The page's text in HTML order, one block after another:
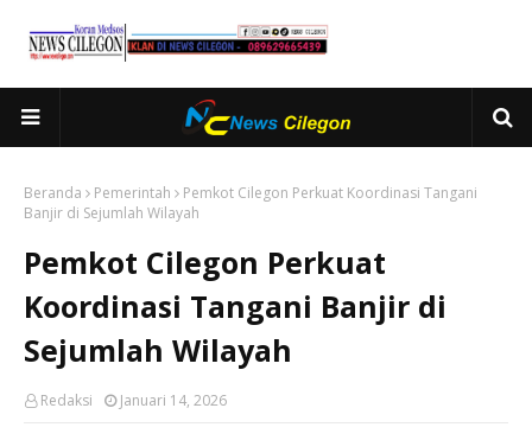
Beranda Pemerintah
Pemkot Cilegon Perkuat Koordinasi Tangani
Banjir di Sejumlah Wilayah
Pemkot Cilegon Perkuat
Koordinasi Tangani Banjir di
Sejumlah Wilayah
Redaksi Januari 14, 2026